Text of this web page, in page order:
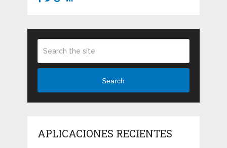
Search
APLICACIONES RECIENTES